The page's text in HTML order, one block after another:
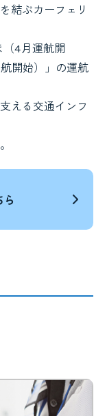
結ぶカーフェリ
4月運航開
開始）」の運航
える交通インフ
ら